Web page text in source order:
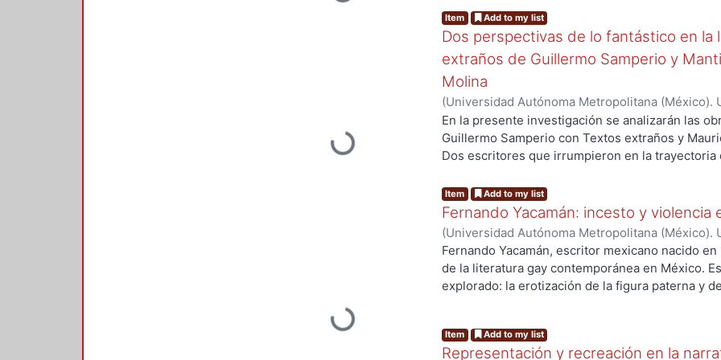
clasificación de un texto en particular.
reafirmar, tanto la utilidad de la taxonomía de
así como la solidez de su pieza dramática en
estética y pertinencia temática.
Loading...
Item Add to my list
Dos perspectivas de lo fantástico en la
extraños de Guillermo Samperio y
Molina
(Universidad Autónoma Metropolitana (México).
Fabián Pérez, Éder Élber
En la presente investigación se analizarán las
Guillermo Samperio con Textos extraños y
Dos escritores que irrumpieron en la
la teoría de Jaime Alazraki sobre lo
Samperio, y el ensayo de lo fantástico de Roger
Molina, pues las obras de los autores
fórmulas establecidas por los investigadores.
indagación quedaría constituida en cuatro
breve acercamiento a la vida y obra de
presentan los elementos que integran la teoría
tercera parte del escrito, se realiza una mínima
Molina; destacando los aspectos más
Loading...
Item Add to my list
Fernando Yacamán: incesto y violencia
(Universidad Autónoma Metropolitana (México).
de Servicios de Información. ,2024-10 )Nicasio
Fernando Yacamán, escritor mexicano nacido
de la literatura gay contemporánea en México.
explorado: la erotización de la figura paterna y
este autor es objeto de investigación en esta
constituye, también por la radicalidad de su
Item Add to my list
Representación y recreación en la